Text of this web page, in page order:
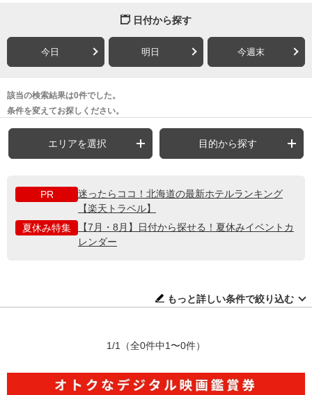
日付から探す
今日 明日 今週末
該当の検索結果は0件でした。
条件を変えてお探しください。
エリアを選択 目的から探す
PR
迷ったらココ！北海道の最新ホテルランキング
【楽天トラベル】
夏休み特集
【7月・8月】日付から探せる！夏休みイベントカ
レンダー
もっと詳しい条件で絞り込む
1/1 （全0件中1〜0件）